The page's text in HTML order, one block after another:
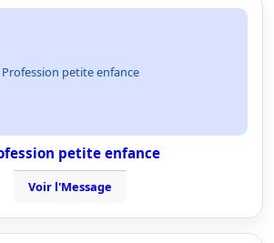
Profession petite enfance
petite enfance
Voir l'Message